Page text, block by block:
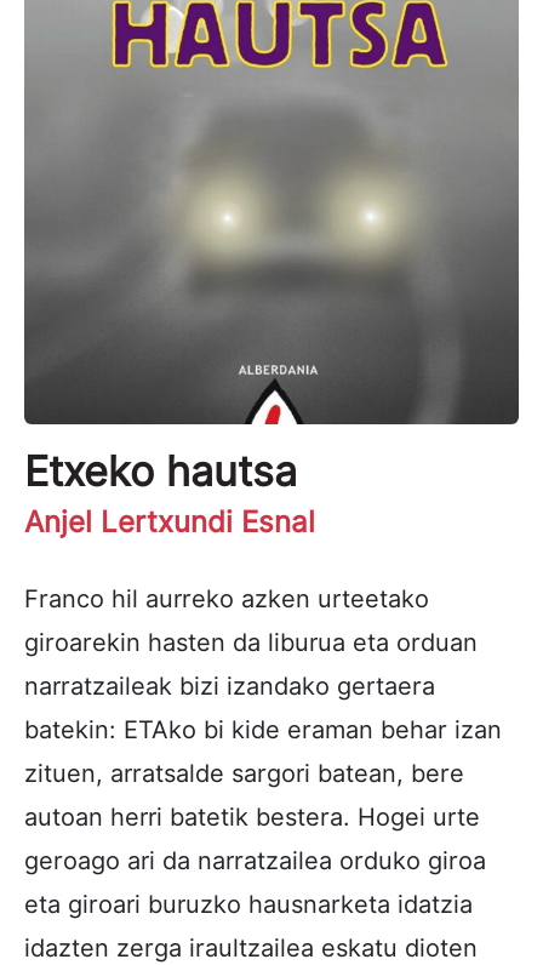
Etxeko hautsa
Anjel Lertxundi Esnal
Franco hil aurreko azken urteetako
giroarekin hasten da liburua eta orduan
narratzaileak bizi izandako gertaera
batekin: ETAko bi kide eraman behar izan
zituen, arratsalde sargori batean, bere
autoan herri batetik bestera. Hogei urte
geroago ari da narratzailea orduko giroa
eta giroari buruzko hausnarketa idatzia
idazten zerga iraultzailea eskatu dioten